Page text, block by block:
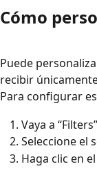
Cómo
Puede
recibir
Para configurar
Vaya a “Filters”
Seleccione el
Haga clic en